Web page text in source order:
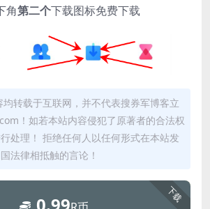
角第二个下载图标免费下载
均转载于互联网，并不代表搜券军博客立
！如若本站内容侵犯了原著者的合法权
处理！ 拒绝任何人以任何形式在本站发
法律相抵触的言论！
下载